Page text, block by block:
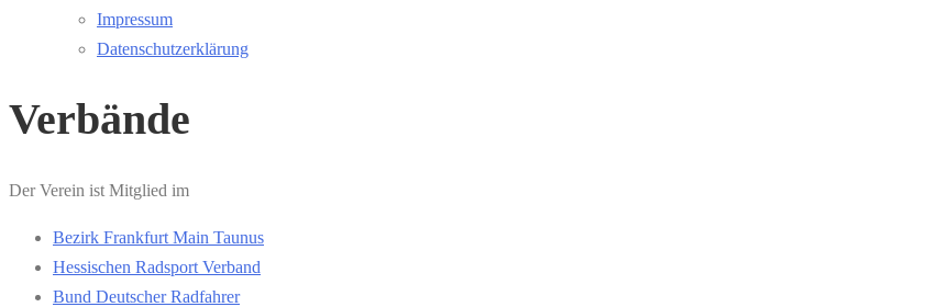
Impressum
Datenschutzerklärung
Verbände
Der Verein ist Mitglied im
Bezirk Frankfurt Main Taunus
Hessischen Radsport Verband
Bund Deutscher Radfahrer